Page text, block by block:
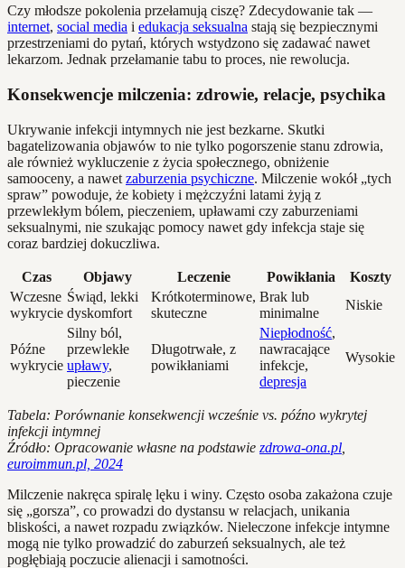
Czy młodsze pokolenia przełamują ciszę? Zdecydowanie tak —
internet, social media i edukacja seksualna stają się bezpiecznymi
przestrzeniami do pytań, których wstydzono się zadawać nawet
lekarzom. Jednak przełamanie tabu to proces, nie rewolucja.
Konsekwencje milczenia: zdrowie, relacje, psychika
Ukrywanie infekcji intymnych nie jest bezkarne. Skutki
bagatelizowania objawów to nie tylko pogorszenie stanu zdrowia,
ale również wykluczenie z życia społecznego, obniżenie
samooceny, a nawet zaburzenia psychiczne. Milczenie wokół „tych
spraw” powoduje, że kobiety i mężczyźni latami żyją z
przewlekłym bólem, pieczeniem, upławami czy zaburzeniami
seksualnymi, nie szukając pomocy nawet gdy infekcja staje się
coraz bardziej dokuczliwa.
Czas Objawy Leczenie Powikłania
Koszty
Wczesne
wykrycie
Świąd, lekki
dyskomfort
Krótkoterminowe,
skuteczne
Brak lub
minimalne
Niskie
Późne
wykrycie
Silny ból,
przewlekłe
upławy,
pieczenie
Długotrwałe, z
powikłaniami
Niepłodność,
nawracające
infekcje,
depresja
Wysokie
Tabela: Porównanie konsekwencji wcześnie vs. późno wykrytej
infekcji intymnej
Źródło: Opracowanie własne na podstawie zdrowa-ona.pl
euroimmun.pl, 2024
Milczenie nakręca spiralę lęku i winy. Często osoba zakażona czuje
się „gorsza”, co prowadzi do dystansu w relacjach, unikania
bliskości, a nawet rozpadu związków. Nieleczone infekcje intymne
mogą nie tylko prowadzić do zaburzeń seksualnych, ale też
pogłębiają poczucie alienacji i samotności.